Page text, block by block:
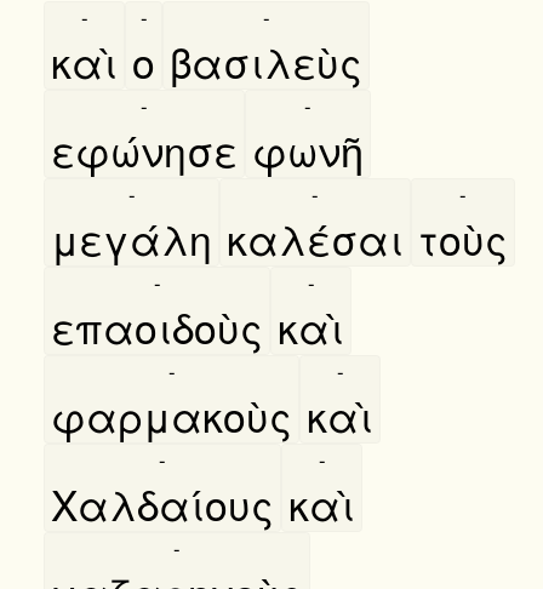
καὶ
-
ο
-
βασιλεὺς
-
εφώνησε
-
φωνῆ
-
μεγάλη
-
καλέσαι
-
τοὺς
-
επαοιδοὺς
-
καὶ
-
φαρμακοὺς
-
καὶ
-
Χαλδαίους
-
καὶ
-
-